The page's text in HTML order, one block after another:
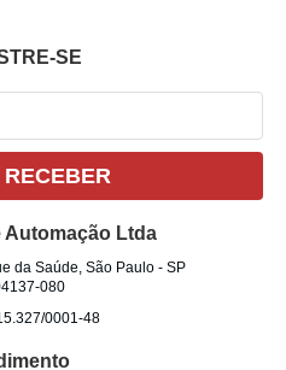
SE
Automação Ltda
da Saúde, São Paulo -SP
080
0001-48